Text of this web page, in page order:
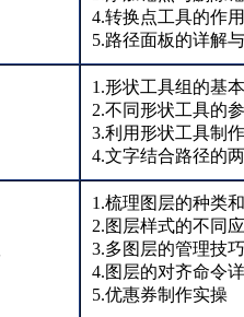
4.转换点工具的作用
5.路径面板的详解
1.形状工具组的基
2.不同形状工具的
3.利用形状工具制
4.文字结合路径的
1.梳理图层的种类
2.图层样式的不同
3.多图层的管理技巧
4.图层的对齐命令
5.优惠券制作实操